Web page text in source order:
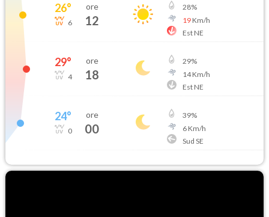
26°
6
ore
12
28%
19Km/h
Est NE
29°
4
ore
18
29%
14Km/h
Est NE
24°
0
ore
00
39%
6Km/h
Sud SE